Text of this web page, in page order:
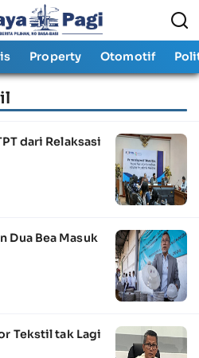
Property Otomotif
dari Relaksasi
Dua Bea Masuk
Tekstil tak Lagi